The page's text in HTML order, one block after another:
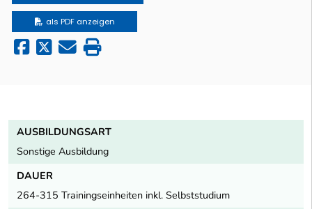
als PDF anzeigen
AUSBILDUNGSART
Sonstige Ausbildung
DAUER
264-315 Trainingseinheiten inkl. Selbststudium